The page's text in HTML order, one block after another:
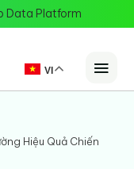
Data Platform
VI
Hiệu Quả Chiến